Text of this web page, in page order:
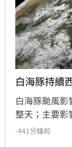
白海豚持續
白海豚颱風
整天；主要
投山區；週
-441分鐘前